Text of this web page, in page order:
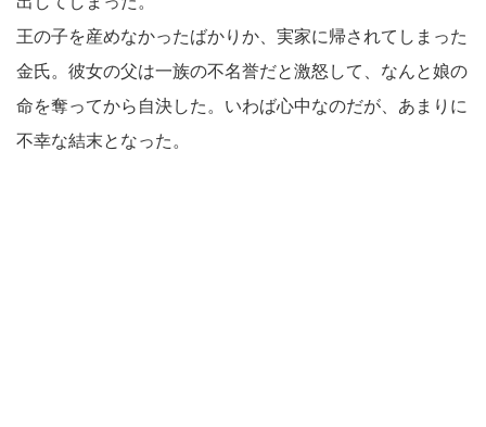
王の子を産めなかったばかりか、実家に帰されてしまった
金氏。彼女の父は一族の不名誉だと激怒して、なんと娘の
命を奪ってから自決した。いわば心中なのだが、あまりに
不幸な結末となった。